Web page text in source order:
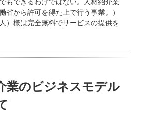
もできるわけではない。人材紹介業
省から許可を得た上で行う事業。）
）様は完全無料でサービスの提供を
業のビジネスモデル